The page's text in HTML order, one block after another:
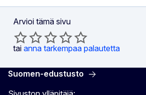
Arvioi tämä sivu
tai anna tarkempaa palautetta
Suomen-edustusto